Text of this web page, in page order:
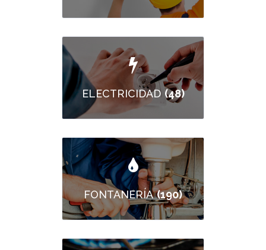
ELECTRICIDAD (48)
FONTANERÍA (190)